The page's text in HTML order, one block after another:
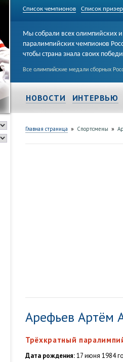
Список чемпионов Список
Мы собрали всех олимпийских и
паралимпийских чемпионов
чтобы страна знала своих
Все олимпийские медали сборных
НОВОСТИ ИНТЕРВЬЮ
Главная страница » Спортсмены »
Арефьев Артём
Трёхкратный
Дата рождения:17 июня 1984